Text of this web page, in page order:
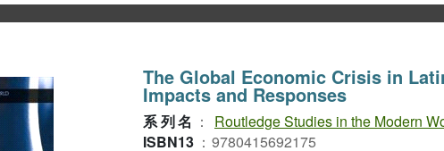
The Global Economic Crisis in
Impacts and Responses
系列名 ：
Routledge Studies in the Modern
ISBN13 ： 9780415692175